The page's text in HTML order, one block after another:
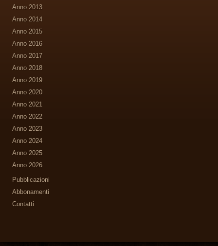
Anno 2013
Anno 2014
Anno 2015
Anno 2016
Anno 2017
Anno 2018
Anno 2019
Anno 2020
Anno 2021
Anno 2022
Anno 2023
Anno 2024
Anno 2025
Anno 2026
Pubblicazioni
Abbonamenti
Contatti